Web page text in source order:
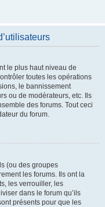
le plus haut niveau de
toutes les opérations
le bannissement
ou de modérateurs, etc. Ils
des forums. Tout ceci
du forum.
(ou des groupes
les forums. Ils ont la
les verrouiller, les
dans le forum qu’ils
présents pour que les